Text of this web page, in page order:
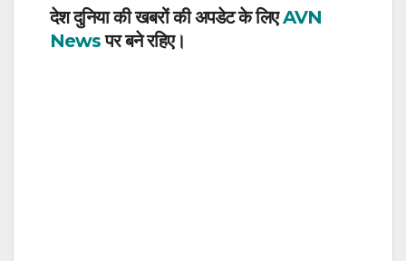
देश दुनिया की खबरों की अपडेट के लिएAVN
Newsपर बने रहिए।